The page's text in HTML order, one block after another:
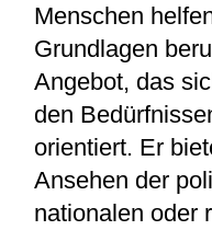
Menschen
Grundlagen
Angebot, das
den
orientiert. Er
Ansehen der
nationalen oder